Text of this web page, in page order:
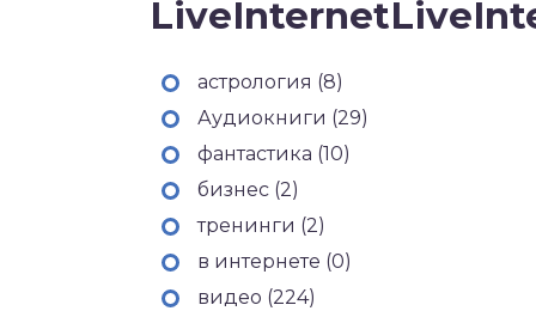
астрология (8)
Аудиокниги (29)
фантастика (10)
бизнес (2)
тренинги (2)
в интернете (0)
видео (224)